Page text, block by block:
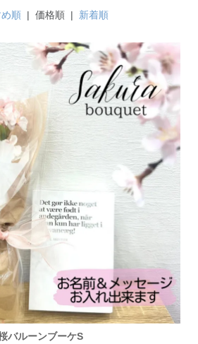
順 | 価格順 | 新着順
バルーンブーケS